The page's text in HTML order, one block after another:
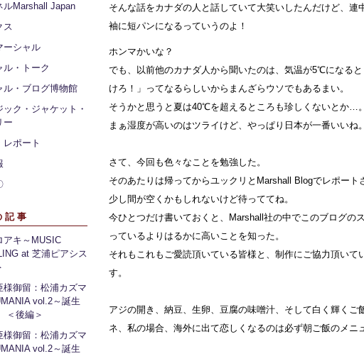
ルMarshall Japan
ス
ーシャル
ル・トーク
ル・ブログ博物館
ック・ジャケット・
ー
レポート
記事
アキ～MUSIC
at 芝浦ピアシス
様御留：松浦カズマ
vol.2～誕生
＜後編＞
様御留：松浦カズマ
vol.2～誕生
そんな話をカナダの人と話していて大笑いしたんだけど、
袖に短パンになるっていうのよ！
ホンマかいな？
でも、以前他のカナダ人から聞いたのは、気温が5℃になる
けろ！」ってなるらしいからまんざらウソでもあるまい。
そうかと思うと夏は40℃を超えるところも珍しくないとか…
まぁ湿度が高いのはツライけど、やっぱり日本が一番いいね
さて、今回も色々なことを勉強した。
そのあたりは帰ってからユックリとMarshall Blogでレポート
少し間が空くかもしれないけど待っててね。
今ひとつだけ書いておくと、Marshall社の中でこのブログの
っているよりはるかに高いことを知った。
それもこれもご愛読頂いている皆様と、制作にご協力頂いて
す。
アジの開き、納豆、生卵、豆腐の味噌汁、そして白く輝く
ネ、私の場合、海外に出て恋しくなるのは必ず朝ご飯のメニ